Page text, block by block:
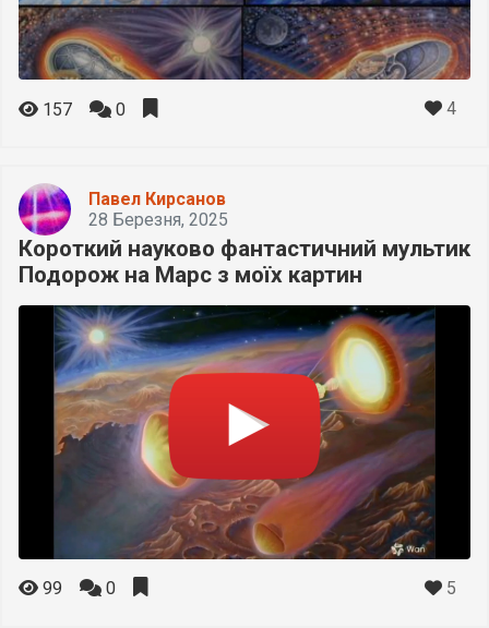
157 0 4
Павел Кирсанов
28 Березня, 2025
Короткий науково фантастичний мультик
Подорож на Марс з моїх картин
99 0 5